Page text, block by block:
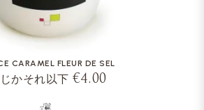
CARAMEL FLEUR DE SEL
かそれ以下 €4.00